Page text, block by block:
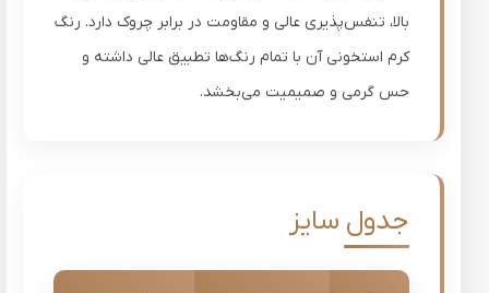
بالا، تنفس‌پذیری عالی و مقاومت در برابر چروک دارد. رنگ
کرم استخونی آن با تمام رنگ‌ها تطبیق عالی داشته و
حس گرمی و صمیمیت می‌بخشد.
جدول سایز